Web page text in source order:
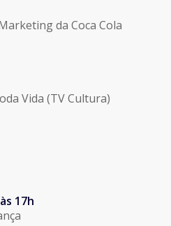
da Coca Cola
Vida (TV Cultura)
17h